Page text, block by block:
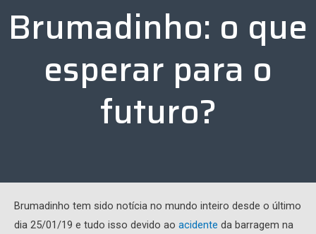
Brumadinho: o que
esperar para o
futuro?
Brumadinho tem sido notícia no mundo inteiro desde o último
dia 25/01/19 e tudo isso devido ao acidente da barragem na